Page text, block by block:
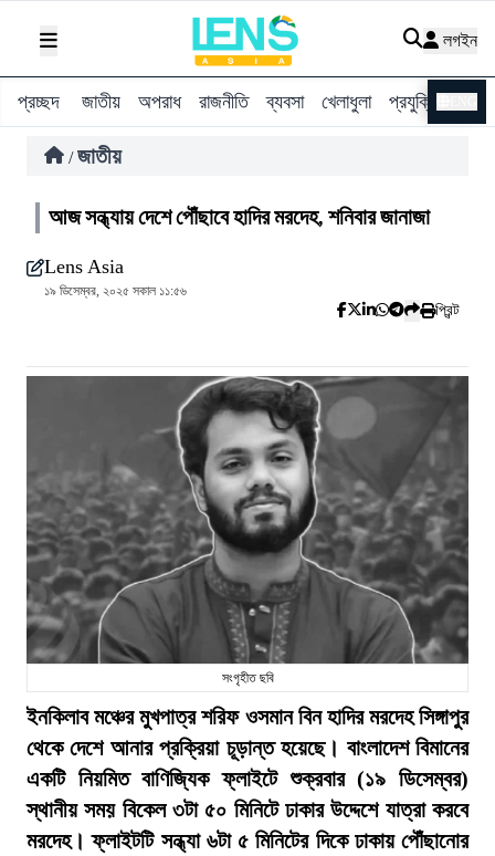
লগইন
প্রচ্ছদ জাতীয় অপরাধ রাজনীতি ব্যবসা খেলাধুলা প্রযুক্তি
/ জাতীয়
আজ সন্ধ্যায় দেশে পৌঁছাবে হাদির মরদেহ, শনিবার জানাজা
Lens Asia
১৯ ডিসেম্বর, ২০২৫ সকাল ১১:৫৬
প্রিন্ট
সংগৃহীত ছবি
ইনকিলাব মঞ্চের মুখপাত্র শরিফ ওসমান বিন হাদির মরদেহ সিঙ্গাপুর
থেকে দেশে আনার প্রক্রিয়া চূড়ান্ত হয়েছে। বাংলাদেশ বিমানের
একটি নিয়মিত বাণিজ্যিক ফ্লাইটে শুক্রবার (১৯ ডিসেম্বর)
স্থানীয় সময় বিকেল ৩টা ৫০ মিনিটে ঢাকার উদ্দেশে যাত্রা করবে
মরদেহ। ফ্লাইটটি সন্ধ্যা ৬টা ৫ মিনিটের দিকে ঢাকায় পৌঁছানোর